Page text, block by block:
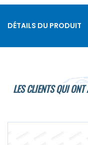
DÉTAILS DU PRODUIT
LES CLIENTS QUI ONT